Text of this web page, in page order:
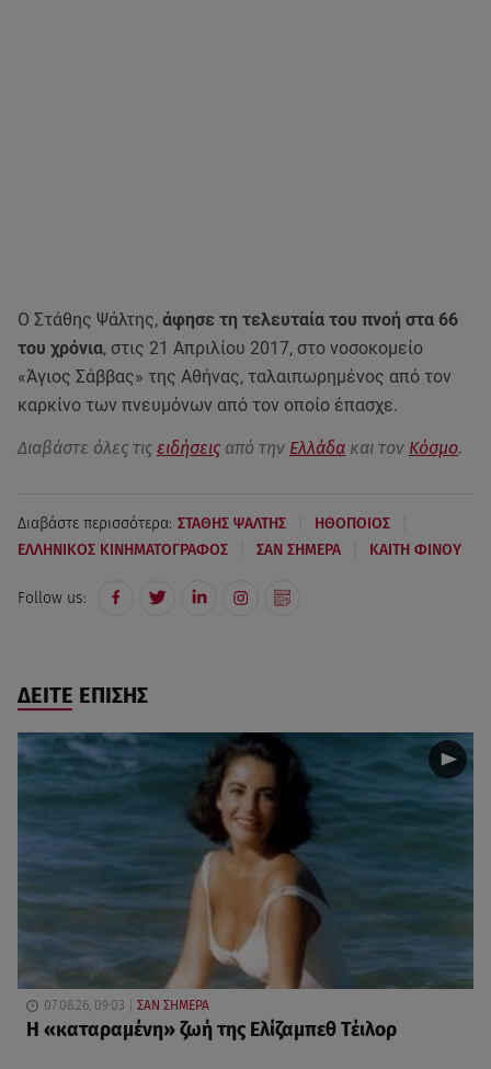
Ο Στάθης Ψάλτης, άφησε τη τελευταία του πνοή στα 66
του χρόνια, στις 21 Απριλίου 2017, στο νοσοκομείο
«Άγιος Σάββας» της Αθήνας, ταλαιπωρημένος από τον
καρκίνο των πνευμόνων από τον οποίο έπασχε.
Διαβάστε όλες τις ειδήσεις από την Ελλάδα και τον Κόσμο.
Διαβάστε περισσότερα: ΣΤΑΘΗΣ ΨΑΛΤΗΣ ΗΘΟΠΟΙΟΣ
ΕΛΛΗΝΙΚΟΣ ΚΙΝΗΜΑΤΟΓΡΑΦΟΣ ΣΑΝ ΣΗΜΕΡΑ ΚΑΙΤΗ ΦΙΝΟΥ
Follow us:
ΔΕΙΤΕ ΕΠΙΣΗΣ
07.08.26, 09:03 ΣΑΝ ΣΗΜΕΡΑ
Η «καταραμένη»​​​​​​​ ζωή της Ελίζαμπεθ Τέιλορ